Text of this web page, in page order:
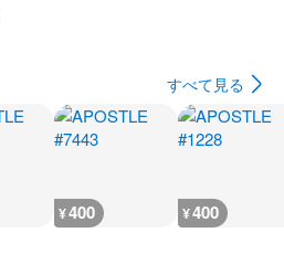
すべて見る
¥400 ¥400